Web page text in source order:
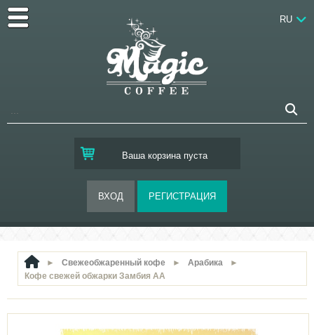
Ваша корзина пуста
RU
► Свежеобжаренный кофе ► Арабика
►
Кофе свежей обжарки Замбия АА